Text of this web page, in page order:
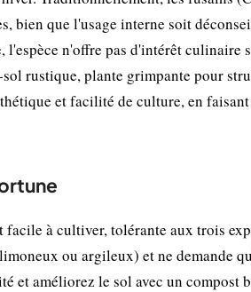
bien que l'usage interne soit
l'espèce n'offre pas d'intérêt
rustique, plante grimpante pour
et facilité de culture, en
à cultiver, tolérante aux trois
ou argileux) et ne demande
et améliorez le sol avec un compost